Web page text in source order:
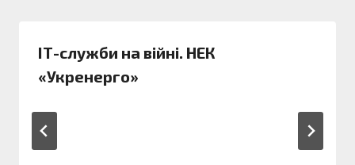
ІТ-служби на війні. НЕК
«Укренерго»